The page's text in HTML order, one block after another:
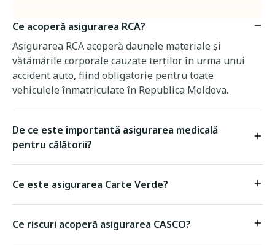
Ce acoperă asigurarea RCA?
Asigurarea RCA acoperă daunele materiale și
vătămările corporale cauzate terților în urma unui
accident auto, fiind obligatorie pentru toate
vehiculele înmatriculate în Republica Moldova.
De ce este importantă asigurarea medicală
pentru călătorii?
Ce este asigurarea Carte Verde?
Ce riscuri acoperă asigurarea CASCO?